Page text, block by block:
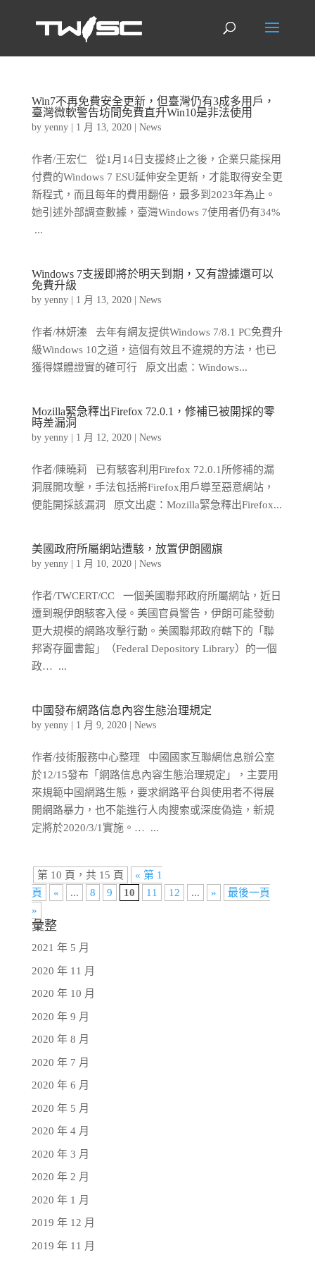
Win7不再免費安全更新，但臺灣仍有3成多用戶，
臺灣微軟警告坊間免費直升Win10是非法使用
by yenny| 1 月 13, 2020| News
作者/王宏仁 從1月14日支援終止之後，企業只能採用
付費的Windows 7 ESU延伸安全更新，才能取得安全更
新程式，而且每年的費用翻倍，最多到2023年為止。
她引述外部調查數據，臺灣Windows 7使用者仍有34%
...
Windows 7支援即將於明天到期，又有證據還可以
免費升級
by yenny| 1 月 13, 2020| News
作者/林妍溱 去年有網友提供Windows 7/8.1 PC免費升
級Windows 10之道，這個有效且不違規的方法，也已
獲得媒體證實的確可行 原文出處：Windows...
Mozilla緊急釋出Firefox 72.0.1，修補已被開採的零
時差漏洞
by yenny| 1 月 12, 2020| News
作者/陳曉莉 已有駭客利用Firefox 72.0.1所修補的漏
洞展開攻擊，手法包括將Firefox用戶導至惡意網站，
便能開採該漏洞 原文出處：Mozilla緊急釋出Firefox...
美國政府所屬網站遭駭，放置伊朗國旗
by yenny| 1 月 10, 2020| News
作者/TWCERT/CC 一個美國聯邦政府所屬網站，近日
遭到親伊朗駭客入侵。美國官員警告，伊朗可能發動
更大規模的網路攻擊行動。美國聯邦政府轄下的「聯
邦寄存圖書館」（Federal Depository Library）的一個
政… ...
中國發布網路信息內容生態治理規定
by yenny| 1 月 9, 2020| News
作者/技術服務中心整理 中國國家互聯網信息辦公室
於12/15發布「網路信息內容生態治理規定」，主要用
來規範中國網路生態，要求網路平台與使用者不得展
開網路暴力，也不能進行人肉搜索或深度偽造，新規
定將於2020/3/1實施。… ...
第 10 頁，共 15 頁
« 第 1
頁
« ... 8 9 10 11 12 ... »
最後一頁
»
彙整
2021 年 5 月
2020 年 11 月
2020 年 10 月
2020 年 9 月
2020 年 8 月
2020 年 7 月
2020 年 6 月
2020 年 5 月
2020 年 4 月
2020 年 3 月
2020 年 2 月
2020 年 1 月
2019 年 12 月
2019 年 11 月